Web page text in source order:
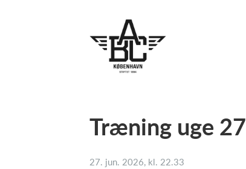
Træning uge 27
27. jun. 2026, kl. 22.33